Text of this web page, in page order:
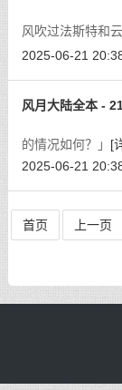
第二十
风吹过法斯特和
地里到处是成熟
2025-06-21
风月大陆全本 -
第二十
的情况如何？」 [
2025-06-21
首页 上一页